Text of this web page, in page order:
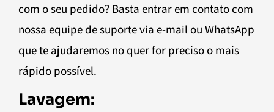
com o seu pedido? Basta entrar em contato com
nossa equipe de suporte via e-mail ou WhatsApp
que te ajudaremos no quer for preciso o mais
rápido possível.
Lavagem: